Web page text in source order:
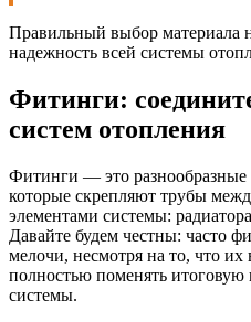
Правильный выбор материала
надежность всей системы
Фитинги:
систем отопления
Фитинги — это разнообразные
которые скрепляют трубы
элементами системы:
Давайте будем честны: часто
мелочи, несмотря на то, что их
полностью поменять итоговую
системы.